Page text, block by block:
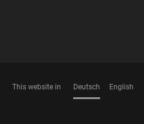
This website in Deutsch English